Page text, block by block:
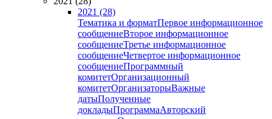
2021 (28)
Тематика и форматПервое информационное
сообщениеВторое информационное
сообщениеТретье информационное
сообщениеЧетвертое информационное
сообщениеПрограммный
комитетОрганизационный
комитетОрганизаторыВажные
датыПолученные
докладыПрограммаАвторский